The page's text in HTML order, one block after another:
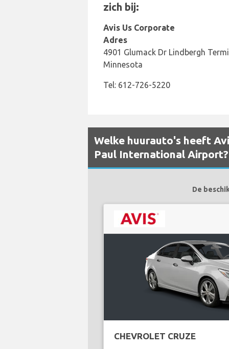
zich bij:
Avis Us Corporate
Adres
4901 Glumack Dr Lindbergh
Minnesota
Tel: 612-726-5220
Welke huurauto's heeft
Paul International Airport?
De
CHEVROLET CRUZE